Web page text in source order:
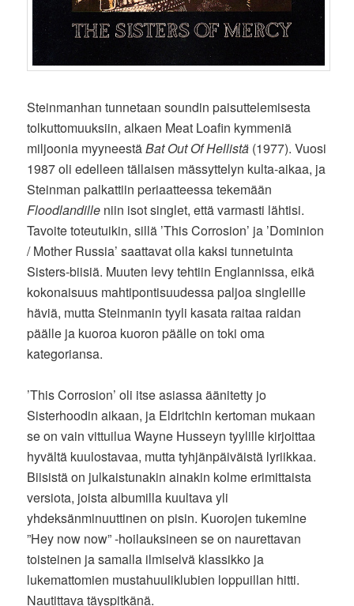
Steinmanhan tunnetaan soundin paisuttelemisesta
tolkuttomuuksiin, alkaen Meat Loafin kymmeniä
miljoonia myyneestäBat Out Of Hellistä (1977). Vuosi
1987 oli edelleen tällaisen mässyttelyn kulta-aikaa, ja
Steinman palkattiin periaatteessa tekemään
Floodlandille niin isot singlet, että varmasti lähtisi.
Tavoite toteutuikin, sillä ’This Corrosion’ ja ’Dominion
/ Mother Russia’ saattavat olla kaksi tunnetuinta
Sisters-biisiä. Muuten levy tehtiin Englannissa, eikä
kokonaisuus mahtipontisuudessa paljoa singleille
häviä, mutta Steinmanin tyyli kasata raitaa raidan
päälle ja kuoroa kuoron päälle on toki oma
kategoriansa.
’This Corrosion’ oli itse asiassa äänitetty jo
Sisterhoodin aikaan, ja Eldritchin kertoman mukaan
se on vain vittuilua Wayne Husseyn tyylille kirjoittaa
hyvältä kuulostavaa, mutta tyhjänpäiväistä lyriikkaa.
Biisistä on julkaistunakin ainakin kolme erimittaista
versiota, joista albumilla kuultava yli
yhdeksänminuuttinen on pisin. Kuorojen tukemine
”Hey now now” -hoilauksineen se on naurettavan
toisteinen ja samalla ilmiselvä klassikko ja
lukemattomien mustahuuliklubien loppuillan hitti.
Nautittava täyspitkänä.